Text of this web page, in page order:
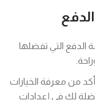
الدفع التي تفضلها
من معرفة الخيارات
لك في إعدادات